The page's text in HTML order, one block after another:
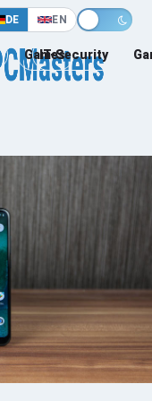
DE EN
Games
IT-Security